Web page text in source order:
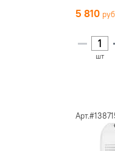
5 810
шт